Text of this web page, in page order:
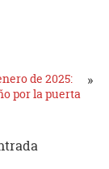
de 2025:
por la puerta
»